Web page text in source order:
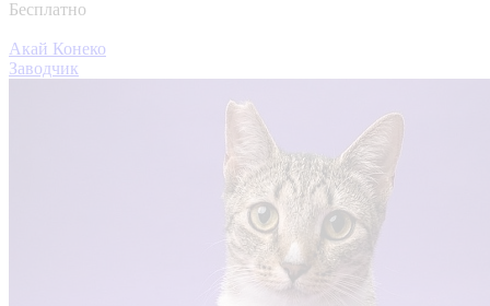
Бесплатно
Акай Конеко
Заводчик